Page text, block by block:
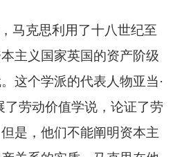
马克思利用了十八世纪至
主义国家英国的资产阶级
这个学派的代表人物亚当·
了劳动价值学说，论证了劳
是，他们不能阐明资本主